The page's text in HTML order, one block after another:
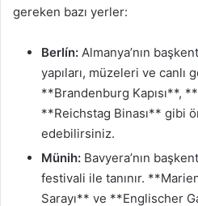
gereken bazı yerler:
Berlín: Almanya’nın
yapıları, müzeleri ve canlı
**Brandenburg Kapısı**,
**Reichstag Binası** gibi
edebilirsiniz.
Münih: Bavyera’nın
festivali ile tanınır.
Sarayı** ve **Englischer